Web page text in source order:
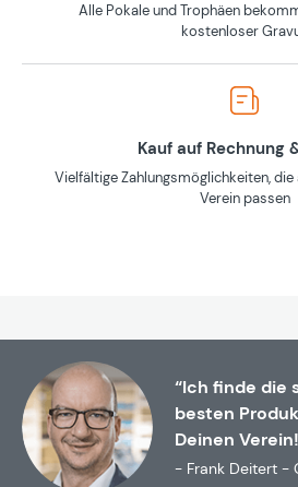
Alle Pokale und Trophäen
kostenloser
Kauf auf Rechnung
Vielfältige Zahlungsmöglichkeiten,
Verein passen
“Ich finde die
besten
Deinen
- Frank Deitert -